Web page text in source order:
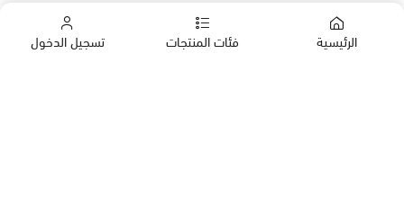
الرئيسية فئات المنتجات تسجيل الدخول
تواصل معنا